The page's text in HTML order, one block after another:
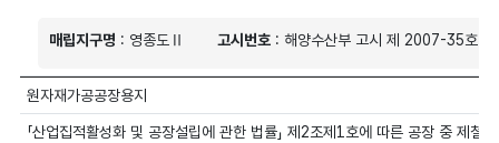
매립지구명 : 영종도Ⅱ 고시번호 : 해양수산부 고시 제 2007-35호
원자재가공공장용지
「산업집적활성화 및 공장설립에 관한 법률」 제2조제1호에 따른 공장 중 제